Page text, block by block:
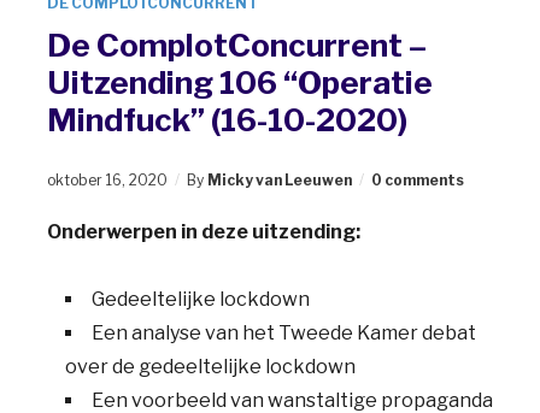
De ComplotConcurrent –
Uitzending 106 “Operatie
Mindfuck” (16-10-2020)
oktober 16, 2020 By Micky van Leeuwen 0 comments
Onderwerpen in deze uitzending:
Gedeeltelijke lockdown
Een analyse van het Tweede Kamer debat
over de gedeeltelijke lockdown
Een voorbeeld van wanstaltige propaganda